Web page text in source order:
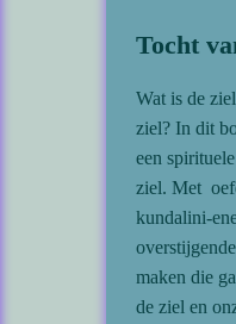
Tocht
Wat is de
ziel? In dit
een
ziel. Met
kundalini-
maken die
de ziel en